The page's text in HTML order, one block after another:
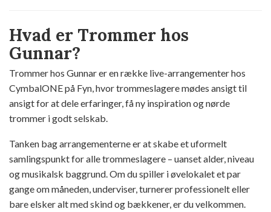
Hvad er Trommer hos
Gunnar?
Trommer hos Gunnar er en række live-arrangementer hos
CymbalONE på Fyn, hvor trommeslagere mødes ansigt til
ansigt for at dele erfaringer, få ny inspiration og nørde
trommer i godt selskab.
Tanken bag arrangementerne er at skabe et uformelt
samlingspunkt for alle trommeslagere – uanset alder, niveau
og musikalsk baggrund. Om du spiller i øvelokalet et par
gange om måneden, underviser, turnerer professionelt eller
bare elsker alt med skind og bækkener, er du velkommen.